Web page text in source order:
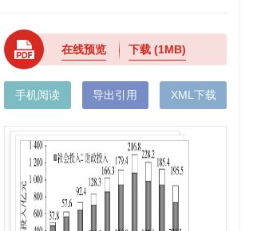
在线预览 下载(1MB)
手机阅读 导出引用 XML下载